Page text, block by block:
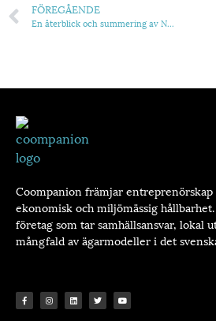
FÖREGÅENDE
En återblick och summering av NEB-dagen den 4 oktober
Coompanion främjar entreprenörskap
ekonomisk och miljömässig
företag som tar samhällsansvar, lokal
mångfald av ägarmodeller i det